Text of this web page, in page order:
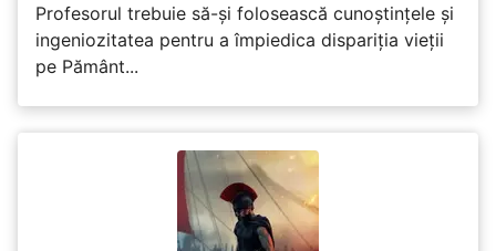
Profesorul trebuie să-și folosească cunoștințele și
ingeniozitatea pentru a împiedica dispariția vieții
pe Pământ...